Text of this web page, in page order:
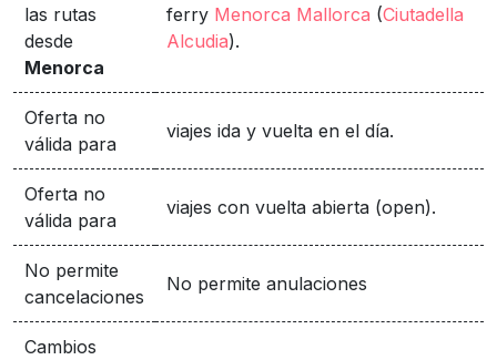
las rutas
desde
Menorca
ferry Menorca Mallorca (Ciutadella
Alcudia).
Oferta no
válida para
viajes ida y vuelta en el día.
Oferta no
válida para
viajes con vuelta abierta (open).
No permite
cancelaciones
No permite anulaciones
Cambios